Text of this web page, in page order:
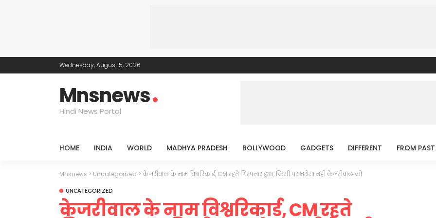
Wednesday, August 5, 2026
Mnsnews
Hindi News Portal
HOME INDIA WORLD MADHYA PRADESH BOLLYWOOD GADGETS DIFFERENT FROM PAST
Mnsnews > Uncategorized > केजरीवाल के नाम विश्वरिकार्ड, CM रहते गिरफ्तार हुआ, किसी पर भरोसा नही केजरीवाल को
UNCATEGORIZED
केजरीवाल के नाम विश्वरिकार्ड, CM रहते